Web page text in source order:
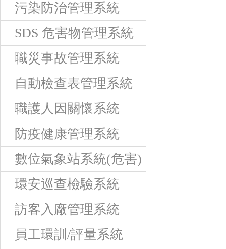
污染防治管理系統
SDS 危害物管理系統
職災事故管理系統
自動檢查表管理系統
職護人因關懷系統
防疫健康管理系統
數位氣象站系統(危害)
環安巡查檢驗系統
訪客入廠管理系統
員工環訓/評量系統